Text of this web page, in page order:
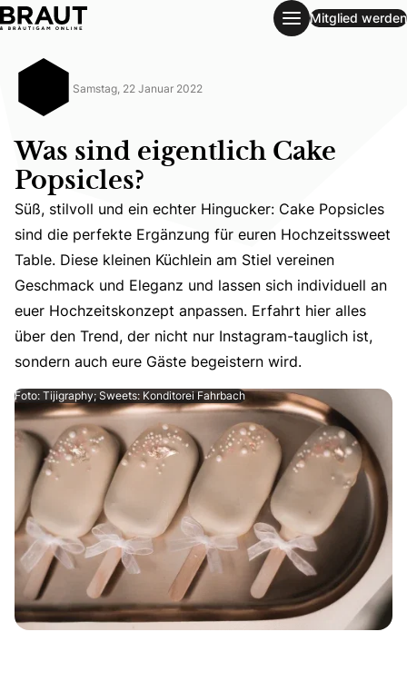
Mitglied werden
Samstag, 22 Januar 2022
Was sind eigentlich Cake
Popsicles?
Süß, stilvoll und ein echter Hingucker: Cake Popsicles
Süß, stilvoll und ein echter Hingucker: Cake Popsicles
sind die perfekte Ergänzung für euren Hochzeitssweet
Table. Diese kleinen Küchlein am Stiel vereinen
Geschmack und Eleganz und lassen sich individuell an
euer Hochzeitskonzept anpassen. Erfahrt hier alles
über den Trend, der nicht nur Instagram-tauglich ist,
sondern auch eure Gäste begeistern wird.
Foto: Tijigraphy; Sweets: Konditorei Fahrbach